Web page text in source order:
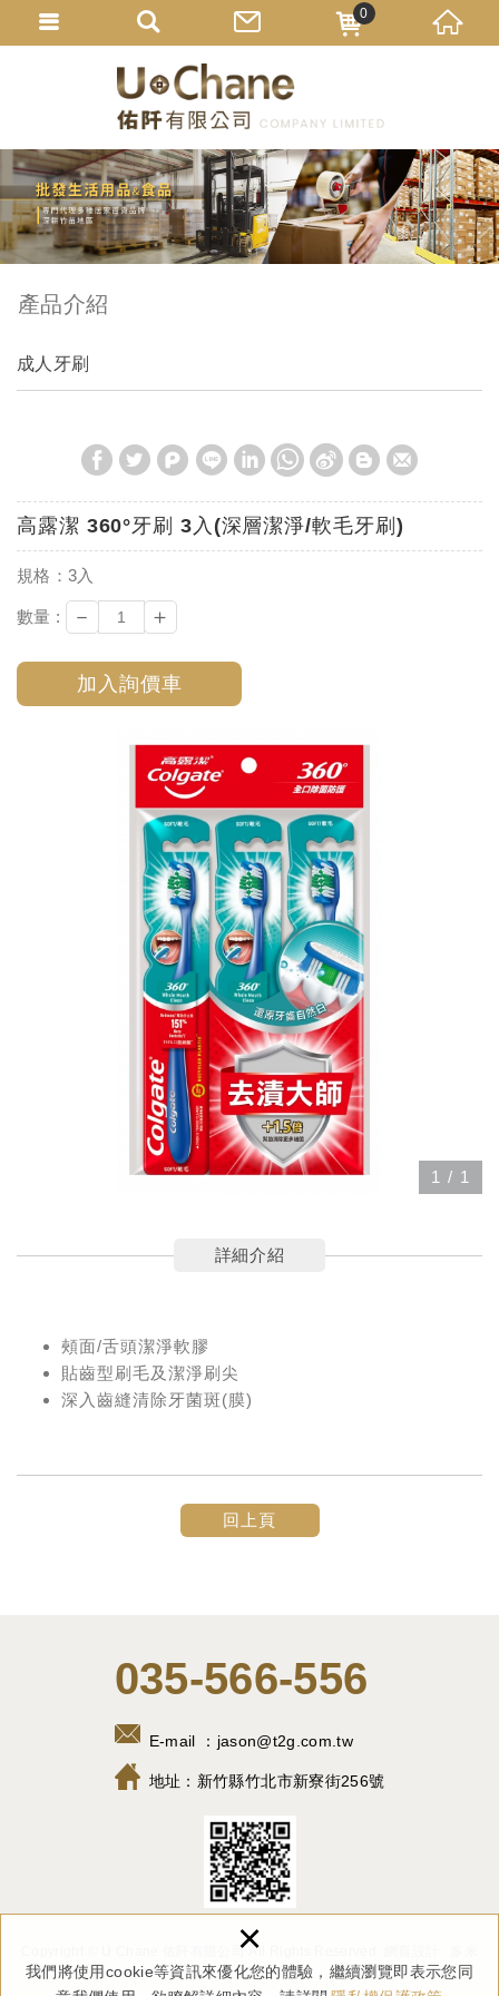
我們將使用cookie等資訊來優化您的體驗，繼續瀏覽即表示您同
×
產品介紹
成人牙刷
高露潔 360°牙刷 3入(深層潔淨/軟毛牙刷)
規格：3入
數量 : － ＋
加入詢價車
1 / 1
詳細介紹
頰面/舌頭潔淨軟膠
貼齒型刷毛及潔淨刷尖
深入齒縫清除牙菌斑(膜)
回上頁
035-566-556
E-mail ： jason@t2g.com.tw
地址： 新竹縣竹北市新寮街256號
Copyright © U Chane 佑阡有限公司 All Rights Reserved.
諾
0